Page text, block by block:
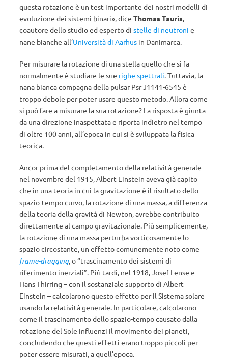
questa rotazione è un test importante dei nostri modelli di
evoluzione dei sistemi binari», dice Thomas Tauris,
coautore dello studio ed esperto di stelle di neutroni e
nane bianche all’Università di Aarhus in Danimarca.
Per misurare la rotazione di una stella quello che si fa
normalmente è studiare le sue righe spettrali. Tuttavia, la
nana bianca compagna della pulsar Psr J1141-6545 è
troppo debole per poter usare questo metodo. Allora come
si può fare a misurare la sua rotazione? La risposta è giunta
da una direzione inaspettata e riporta indietro nel tempo
di oltre 100 anni, all’epoca in cui si è sviluppata la fisica
teorica.
Ancor prima del completamento della relatività generale
nel novembre del 1915, Albert Einstein aveva già capito
che in una teoria in cui la gravitazione è il risultato dello
spazio-tempo curvo, la rotazione di una massa, a differenza
della teoria della gravità di Newton, avrebbe contribuito
direttamente al campo gravitazionale. Più semplicemente,
la rotazione di una massa perturba vorticosamente lo
spazio circostante, un effetto comunemente noto come
frame-dragging, o “trascinamento dei sistemi di
riferimento inerziali”. Più tardi, nel 1918, Josef Lense e
Hans Thirring – con il sostanziale supporto di Albert
Einstein – calcolarono questo effetto per il Sistema solare
usando la relatività generale. In particolare, calcolarono
come il trascinamento dello spazio-tempo causato dalla
rotazione del Sole influenzi il movimento dei pianeti,
concludendo che questi effetti erano troppo piccoli per
poter essere misurati, a quell’epoca.